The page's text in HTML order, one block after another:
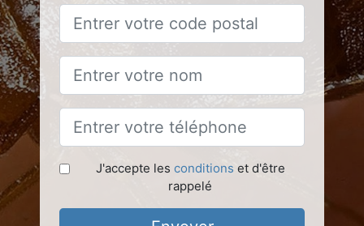
J'accepte les conditions et d'être
rappelé